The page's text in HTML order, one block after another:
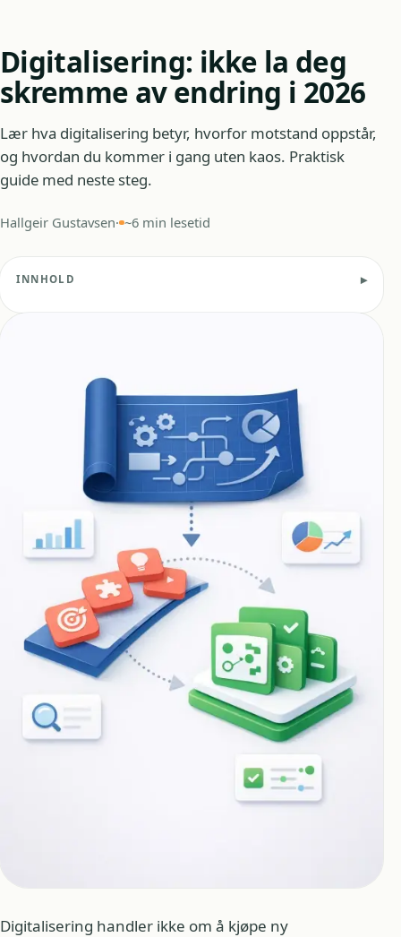
Digitalisering: ikke la deg
skremme av endring i 2026
Lær hva digitalisering betyr, hvorfor motstand oppstår,
og hvordan du kommer i gang uten kaos. Praktisk
guide med neste steg.
Hallgeir Gustavsen· ~6 min lesetid
Digitalisering handler ikke om å kjøpe ny
INNHOLD